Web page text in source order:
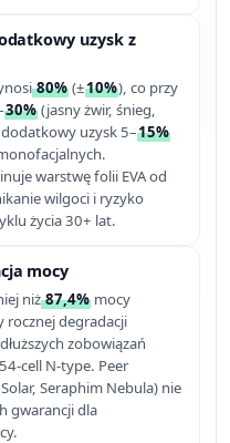
uzysk z
80% (±10%), co przy
30% (jasny żwir, śnieg,
uzysk 5–15%
warstwę folii EVA od
wilgoci i ryzyko
życia 30+ lat.
mocy
niż87,4% mocy
rocznej degradacji
zobowiązań
cell N-type. Peer
Seraphim Nebula) nie
gwarancji dla